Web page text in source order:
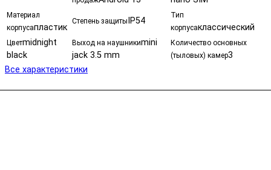
Материал
корпусапластик
Степень защиты IP54
Тип
корпусаклассический
Цветmidnight
black
Выход на наушникиmini
jack 3.5 mm
Количество основных
(тыловых) камер3
Все характеристики